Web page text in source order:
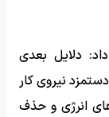
دلایل بعدی
نیروی کار
انرژی و حذف